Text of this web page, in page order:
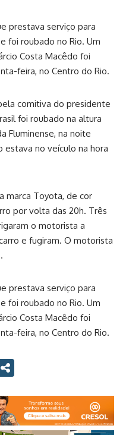
prestava serviço para
foi roubado no Rio. Um
Costa Macêdo foi
feira, no Centro do Rio.
comitiva do presidente
foi roubado na altura
Fluminense, na noite
no veículo na hora
marca Toyota, de cor
por volta das 20h. Três
o motorista a
e fugiram. O motorista
prestava serviço para
foi roubado no Rio. Um
Costa Macêdo foi
feira, no Centro do Rio.